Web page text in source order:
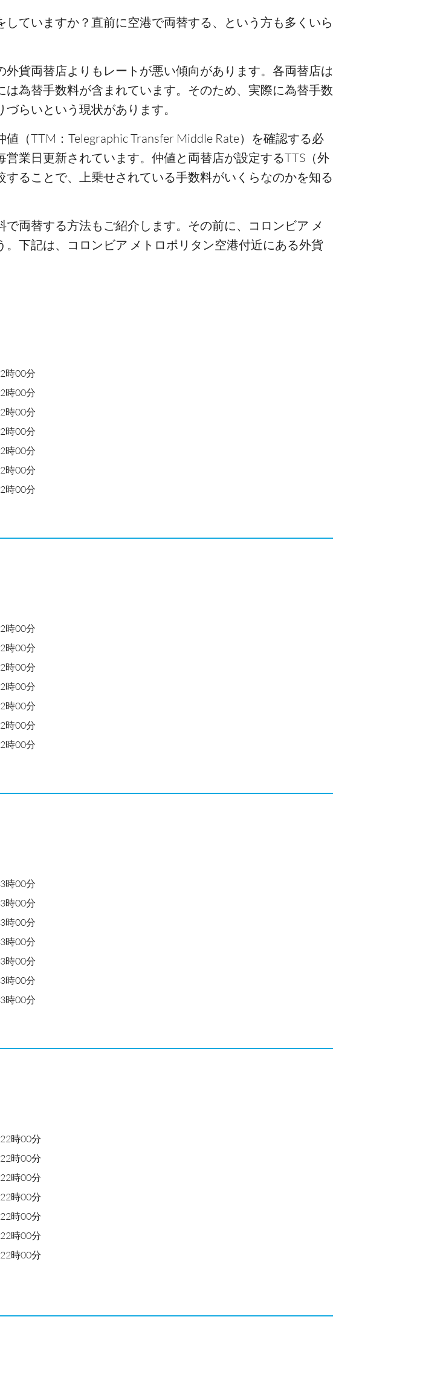
ていますか？直前に空港で両替する、という方も多くいら
貨両替店よりもレートが悪い傾向があります。各両替店は
為替手数料が含まれています。そのため、実際に為替手数
らいという現状があります。
（TTM：Telegraphic Transfer Middle Rate）を確認する必
業日更新されています。仲値と両替店が設定するTTS（外
ることで、上乗せされている手数料がいくらなのかを知る
両替する方法もご紹介します。その前に、コロンビア メ
下記は、コロンビア メトロポリタン空港付近にある外貨
時00分
時00分
時00分
時00分
時00分
時00分
時00分
時00分
時00分
時00分
時00分
時00分
時00分
時00分
時00分
時00分
時00分
時00分
時00分
時00分
時00分
時00分
時00分
時00分
時00分
時00分
時00分
時00分